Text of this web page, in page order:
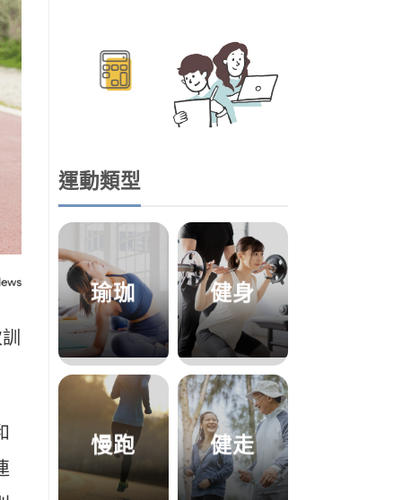
運動類型
瑜珈 健身
慢跑 健走